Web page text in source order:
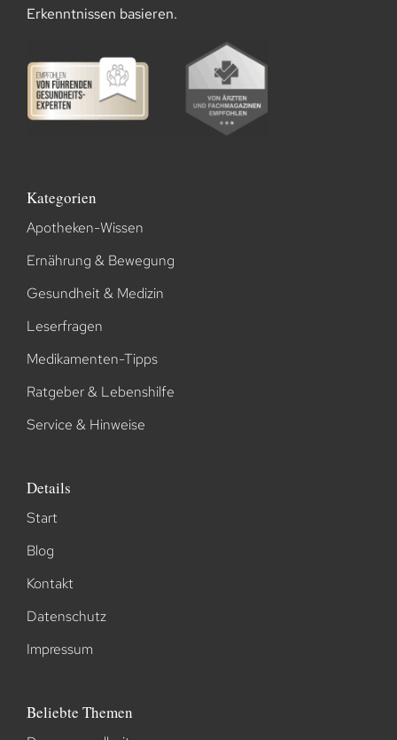
Erkenntnissen basieren.
Kategorien
Apotheken-Wissen
Ernährung & Bewegung
Gesundheit & Medizin
Leserfragen
Medikamenten-Tipps
Ratgeber & Lebenshilfe
Service & Hinweise
Details
Start
Blog
Kontakt
Datenschutz
Impressum
Beliebte Themen